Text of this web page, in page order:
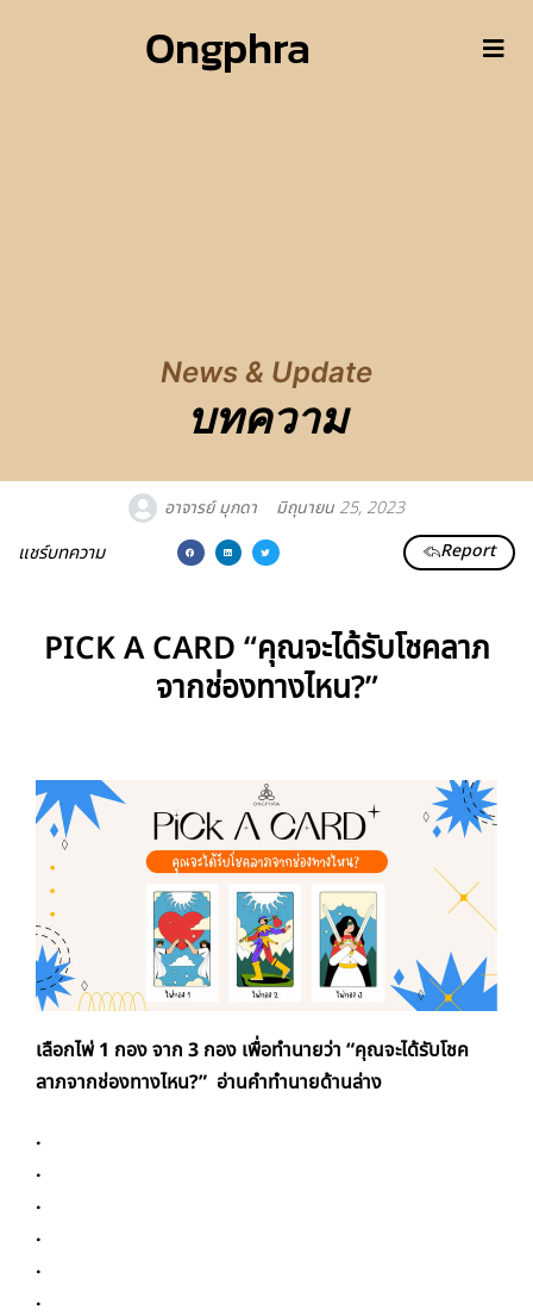
Ongphra
News & Update
บทความ
อาจารย์ มุกดา มิถุนายน 25, 2023
แชร์บทความ Report
PICK A CARD “คุณจะได้รับโชคลาภ
จากช่องทางไหน?”
เลือกไพ่ 1 กอง จาก 3 กอง เพื่อทำนายว่า “คุณจะได้รับโชค
ลาภจากช่องทางไหน?” อ่านคำทำนายด้านล่าง
.
.
.
.
.
.